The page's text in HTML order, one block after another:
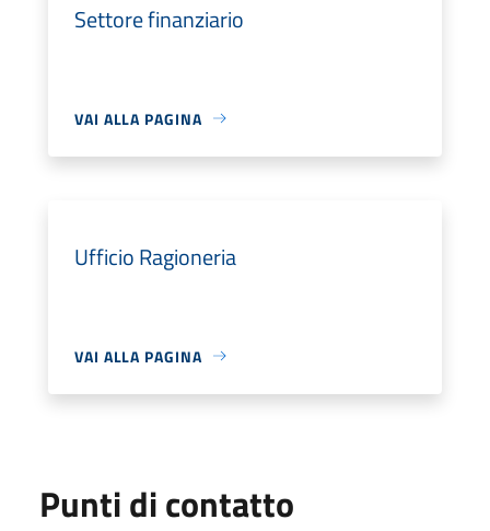
Settore finanziario
VAI ALLA PAGINA
Ufficio Ragioneria
VAI ALLA PAGINA
Punti di contatto